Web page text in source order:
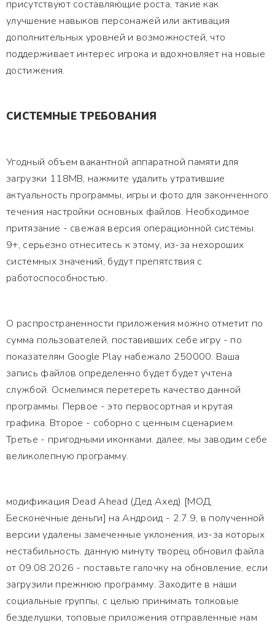
присутствуют составляющие роста, такие как
улучшение навыков персонажей или активация
дополнительных уровней и возможностей, что
поддерживает интерес игрока и вдохновляет на новые
достижения.
СИСТЕМНЫЕ ТРЕБОВАНИЯ
Угодный объем вакантной аппаратной памяти для
загрузки 118MB, нажмите удалить утратившие
актуальность программы, игры и фото для законченного
течения настройки основных файлов. Необходимое
притязание - свежая версия операционной системы.
9+, серьезно отнеситесь к этому, из-за нехороших
системных значений, будут препятствия с
работоспособностью.
О распространенности приложения можно отметит по
сумма пользователей, поставивших себе игру - по
показателям Google Play набежало 250000. Ваша
запись файлов определенно будет будет учтена
службой. Осмелимся перетереть качество данной
программы. Первое - это первосортная и крутая
графика. Второе - соборно с ценным сценарием.
Третье - пригодными иконками. далее, мы заводим себе
великолепную программу.
модификация Dead Ahead (Дед Ахед) [МОД
Бесконечные деньги] на Андроид - 2.7.9, в полученной
версии удалены замеченные уклонения, из-за которых
нестабильность. данную минуту творец обновил файла
от 09.08.2026 - поставьте галочку на обновление, если
загрузили прежнюю программу. Заходите в наши
социальные группы, с целью принимать толковые
безделушки, топовые приложения отправленные нам